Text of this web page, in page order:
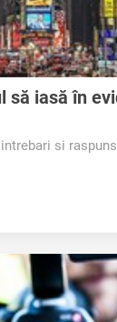
să iasă în
intrebari si